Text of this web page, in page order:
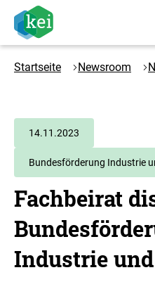
Hauptinhalt
springen
Logo
Kompetenzzentrum
Industrien
-
Zur
Startseite
Startseite Newsroom
14.11.2023
Bundesförderung Industrie
Fachbeirat
Industrie